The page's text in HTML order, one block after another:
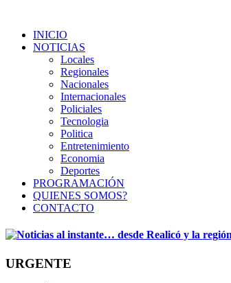
INICIO
NOTICIAS
Locales
Regionales
Nacionales
Internacionales
Policiales
Tecnologia
Politica
Entretenimiento
Economia
Deportes
PROGRAMACIÓN
QUIENES SOMOS?
CONTACTO
URGENTE